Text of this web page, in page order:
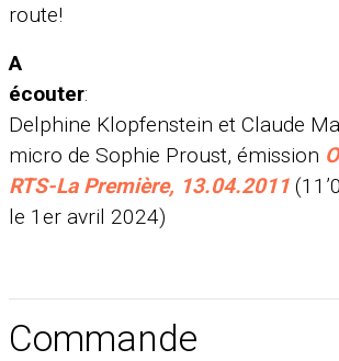
route!
A
écouter
Delphine Klopfenstein et Claude
micro de Sophie Proust, émission
RTS-La Première, 13.04.2011
le 1er avril 2024)
Commande